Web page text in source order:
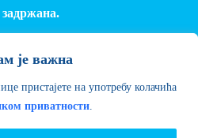
је важна
пристајете на употребу колачића
приватности.
- Лука Петровић